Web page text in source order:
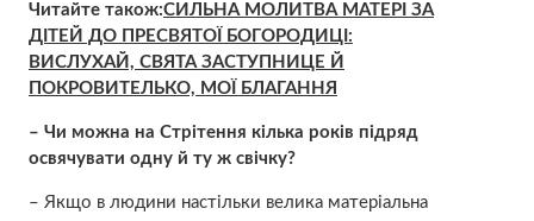
Читайте також:СИЛЬНА МОЛИТВА МАТЕРІ ЗА
ДІТЕЙ ДО ПРЕСВЯТОЇ БОГОРОДИЦІ:
ВИСЛУХАЙ, СВЯТА ЗАСТУПНИЦЕ Й
ПОКPOВИТЕЛЬКО, МОЇ БЛАГАННЯ
– Чи можна на Стрітення кілька років підряд
освячувати одну й ту ж свічку?
– Якщо в людини настільки велика матеріальна